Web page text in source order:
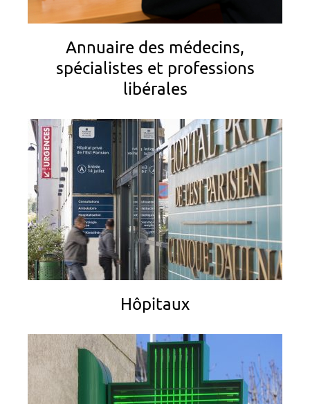
Annuaire des médecins,
spécialistes et professions
libérales
Hôpitaux